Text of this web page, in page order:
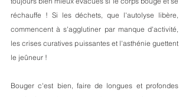
réchauffe ! Si les déchets, que l'autolyse libère,
commencent à s'agglutiner par manque d'activité,
les crises curatives puissantes et l'asthénie guettent
le jeûneur !
Bouger c'est bien, faire de longues et profondes